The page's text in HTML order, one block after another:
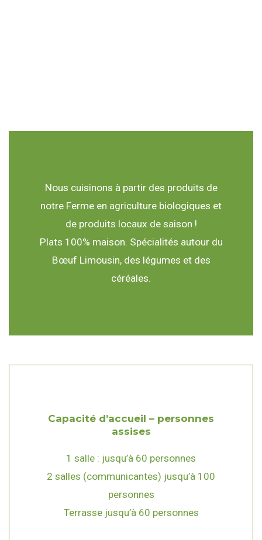
Nous cuisinons à partir des produits de
notre Ferme en agriculture biologiques et
de produits locaux de saison !
Plats 100% maison. Spécialités autour du
Bœuf Limousin, des légumes et des
céréales.
Capacité d’accueil – personnes
assises
1 salle : jusqu’à 60 personnes
2 salles (communicantes) jusqu’à 100
personnes
Terrasse jusqu’à 60 personnes